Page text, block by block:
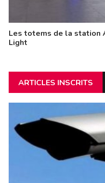
Les totems de la station
Light
ARTICLES INSCRITS